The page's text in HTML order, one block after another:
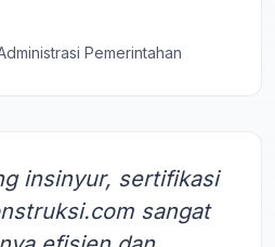
Pemerintahan
insinyur, sertifikasi
sangat